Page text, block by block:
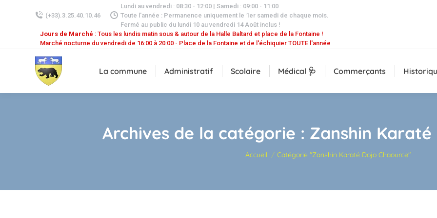
(+33).3.25.40.10.46
Lundi au vendredi : 08:30 - 12:00 | Samedi : 09:00 - 11:00
Toute l'année : Permanence uniquement le 1er samedi de chaque mois.
Fermé au public du lundi 10 au vendredi 14 Août inclus !
Jours de Marché : Tous les lundis matin sous & autour de la Halle Baltard et place de la Fontaine !
Marché nocturne du vendredi de 16:00 à 20:00 - Place de la Fontaine et de l'échiquier TOUTE l'année
La commune Administratif Scolaire Médical 🩺 Commerçants
Archives de la catégorie : Zanshin Karaté
Vous êtes ici :
Accueil Catégorie "Zanshin Karaté Dojo Chaource"